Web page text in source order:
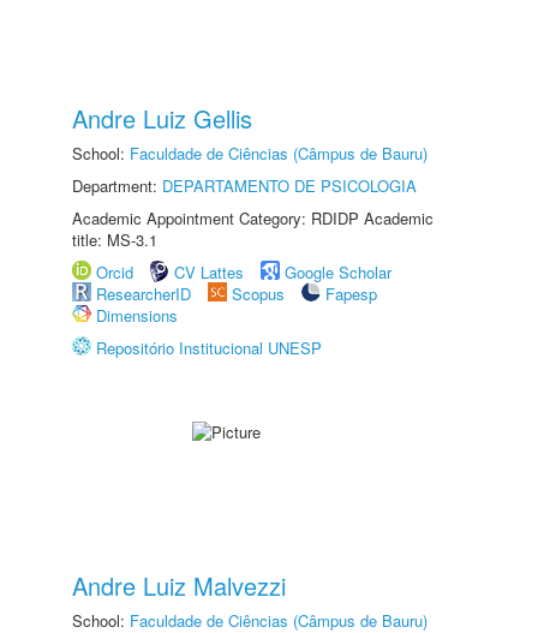
Andre Luiz Gellis
School: Faculdade de Ciências (Câmpus de Bauru)
Department: DEPARTAMENTO DE PSICOLOGIA
Academic Appointment Category: RDIDP Academic
title: MS-3.1
Orcid
CV Lattes
Google Scholar
ResearcherID
Scopus
Fapesp
Dimensions
Repositório Institucional UNESP
Andre Luiz Malvezzi
School: Faculdade de Ciências (Câmpus de Bauru)